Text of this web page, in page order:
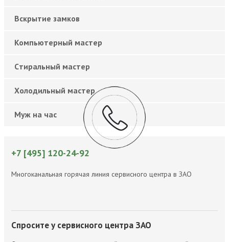
Вскрытие замков
Компьютерный мастер
Cтиральный мастер
Холодильный мастер
Муж на час
+7 [495] 120-24-92
Многоканальная горячая линия сервисного центра в ЗАО
Спросите у сервисного центра ЗАО